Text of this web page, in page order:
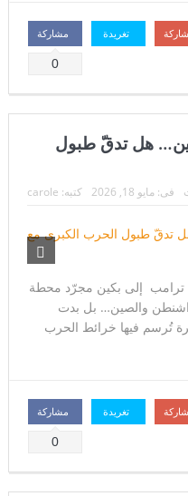
مشاركة
0
تغريدة
هل تدقّ طبول
كتبه: carole فى:مايو 18, 2026
ترامب إلى بكين مجرّد محطة
والصين… بل بدت
تُرسم فيها خرائط الحرب
مشاركة
0
تغريدة